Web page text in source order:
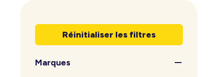
Réinitialiser les filtres
Marques